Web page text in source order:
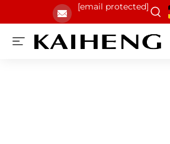
[email protected]